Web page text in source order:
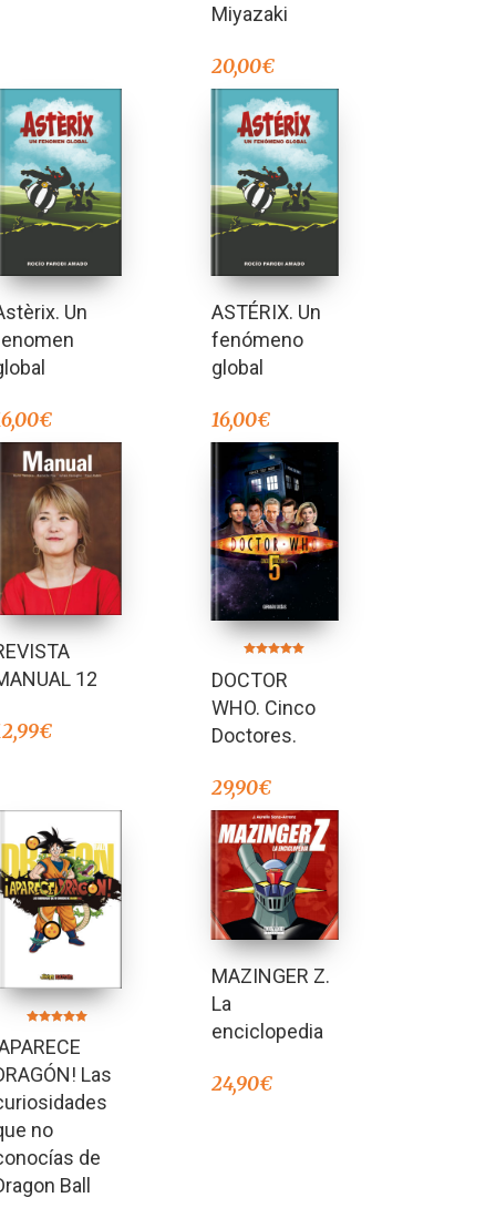
Miyazaki
20,00€
Un
€
ASTÉRIX. Un
fenómeno
global
16,00€
12
€
5.00
de 5
DOCTOR
WHO. Cinco
Doctores.
29,90€
5.00
de 5
Las
no
de
Ball
MAZINGER Z.
La
enciclopedia
24,90€